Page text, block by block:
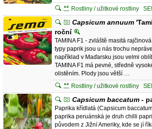
Rostliny / užitkové rostliny
Capsicum annuum
roční
TAMINA F1 - zvláště masitá
typy paprik jsou u nás trochu
například v Maďarsku jsou velmi
TAMINA F1 má pevné, středně
olistěním. Plody jsou větší …
Rostliny / užitkové rostliny
Capsicum baccatum -
Paprika křídlatá (Capsicum
paprika peruánská je druh chilli
původem z Jižní Ameriky, kde se jí